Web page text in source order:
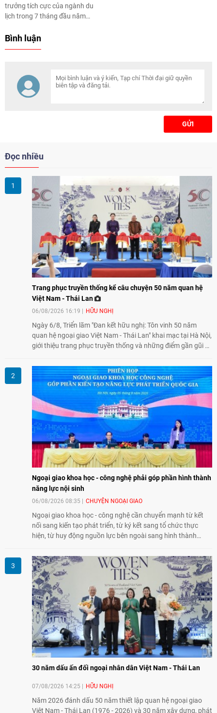
trưởng tích cực của ngành du
lịch trong 7 tháng đầu năm
lượt khách, tăng 15% so với
để ngành hoàn thành các mục
tiêu tăng trưởng trong năm.
Bình luận
GỬI
Đọc nhiều
Trang phục truyền thống kể câu chuyện 50 năm quan hệ
Việt Nam - Thái Lan
06/08/2026 16:19 HỮU NGHỊ
Ngày 6/8, Triển lãm "Đan kết hữu nghị: Tôn vinh 50 năm
quan hệ ngoại giao Việt Nam - Thái Lan" khai mạc tại Hà Nội,
giới thiệu trang phục truyền thống và những điểm gần gũi về
giao lưu nhân dân trong chặng đường nửa thế kỷ quan hệ
song phương.
Ngoại giao khoa học - công nghệ phải góp phần hình thành
năng lực nội sinh
06/08/2026 08:35 CHUYỆN NGOẠI GIAO
Ngoại giao khoa học - công nghệ cần chuyển mạnh từ kết
nối sang kiến tạo phát triển, từ ký kết sang tổ chức thực
hiện, từ huy động nguồn lực bên ngoài sang hình thành
nghệ, đổi mới sáng tạo và chuyển đổi số trở thành động lực
phát triển đất nước.
30 năm dấu ấn đối ngoại nhân dân Việt Nam - Thái Lan
07/08/2026 14:25 HỮU NGHỊ
Năm 2026 đánh dấu 50 năm thiết lập quan hệ ngoại giao
Việt Nam - Thái Lan (1976 - 2026) và 30 năm xây dựng, phát